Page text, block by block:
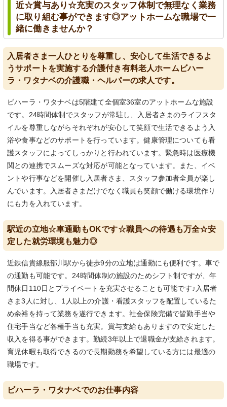
近☆賞与あり☆充実のスタッフ体制で無理なく業務
に取り組む事ができます◎アットホームな職場で一
緒に働きませんか？
入居者さま一人ひとりを尊重し、安心して生活できるよ
うサポートを実施する介護付き有料老人ホームビハー
ラ・ワタナベの介護職・ヘルパーの求人です。
ビハーラ・ワタナベは5階建て全個室36室のアットホームな施設
です。24時間体制でスタッフが常駐し、入居者さまのライフスタ
イルを尊重しながらそれぞれが安心して笑顔で生活できるよう入
浴や食事などのサポートを行っています。健康管理についても看
護スタッフによってしっかりと行われています。緊急時は医療機
関との連携でスムーズな対応が可能となっています。また、イベ
ントや行事などを開催し入居者さま、スタッフ参加者全員が楽し
んでいます。入居者さまだけでなく職員も笑顔で働ける環境作り
にも力を入れています。
駅近の立地☆車通勤もOKです☆職員への待遇も万全☆安
定した就労環境も魅力◎
近鉄信貴線服部川駅から徒歩9分の立地は通勤にも便利です。車で
の通勤も可能です。24時間体制の施設のためシフト制ですが、年
間休日110日とプライベートを充実させることも可能です♪入居者
さま3人に対し、1人以上の介護・看護スタッフを配置しているた
め余裕を持って業務を遂行できます。社会保険完備で皆勤手当や
住宅手当など各種手当も充実。賞与支給もありますので安定した
収入を得る事ができます。勤続3年以上で退職金が支給されます。
育児休暇も取得できるので長期勤務を希望している方には最適の
職場です。
ビハーラ・ワタナベでのお仕事内容